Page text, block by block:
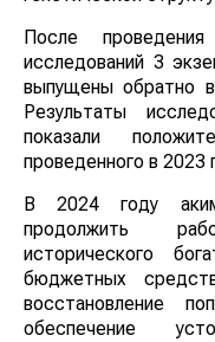
После проведения
исследований 3
выпущены обратно
Результаты
показали
проведенного в 2023
В 2024 году
продолжить
исторического
бюджетных
восстановление
обеспечение
биоресурсов